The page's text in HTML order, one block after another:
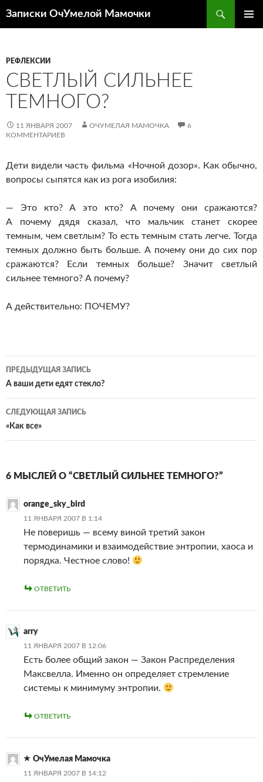
Записки ОчУмелой Мамочки
РЕФЛЕКСИИ
СВЕТЛЫЙ СИЛЬНЕЕ
ТЕМНОГО?
11 ЯНВАРЯ 2007 ОЧУМЕЛАЯ МАМОЧКА
6
КОММЕНТАРИЕВ
Дети видели часть фильма «Ночной дозор». Как обычно,
вопросы сыпятся как из рога изобилия:
— Это кто? А это кто? А почему они сражаются?
А почему дядя сказал, что мальчик станет скорее
темным, чем светлым? То есть темным стать легче. Тогда
темных должно быть больше. А почему они до сих пор
сражаются? Если темных больше? Значит светлый
сильнее темного? А почему?
А действительно: ПОЧЕМУ?
Навигация
по
записям
ПРЕДЫДУЩАЯ ЗАПИСЬ
А ваши дети едят стекло?
СЛЕДУЮЩАЯ ЗАПИСЬ
«Как все»
6 МЫСЛЕЙ О “СВЕТЛЫЙ СИЛЬНЕЕ ТЕМНОГО?”
orange_sky_bird
11 ЯНВАРЯ 2007 В 1:14
Не поверишь — всему виной третий закон
термодинамики и взаимодействие энтропии, хаоса и
порядка. Честное слово!
ОТВЕТИТЬ
arry
11 ЯНВАРЯ 2007 В 12:06
Есть более общий закон — Закон Распределения
Максвелла. Именно он определяет стремление
системы к минимуму энтропии.
ОТВЕТИТЬ
ОчУмелая Мамочка
11 ЯНВАРЯ 2007 В 14:12